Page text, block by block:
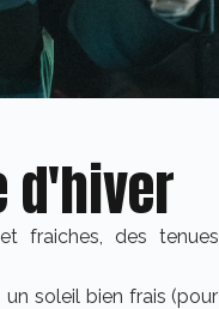
d'hiver
fraiches, des tenues
soleil bien frais (pour